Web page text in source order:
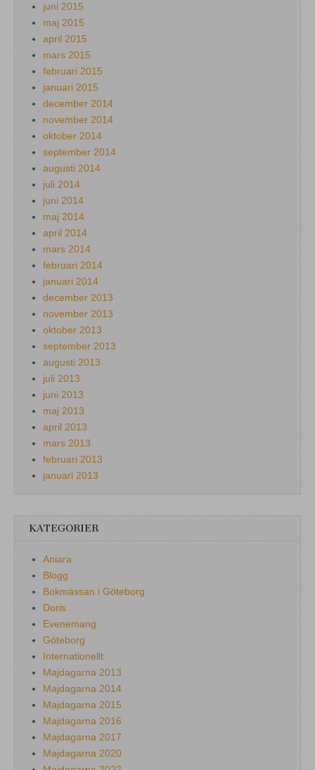
juni 2015
maj 2015
april 2015
mars 2015
februari 2015
januari 2015
december 2014
november 2014
oktober 2014
september 2014
augusti 2014
juli 2014
juni 2014
maj 2014
april 2014
mars 2014
februari 2014
januari 2014
december 2013
november 2013
oktober 2013
september 2013
augusti 2013
juli 2013
juni 2013
maj 2013
april 2013
mars 2013
februari 2013
januari 2013
KATEGORIER
Aniara
Blogg
Bokmässan i Göteborg
Doris
Evenemang
Göteborg
Internationellt
Majdagarna 2013
Majdagarna 2014
Majdagarna 2015
Majdagarna 2016
Majdagarna 2017
Majdagarna 2020